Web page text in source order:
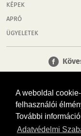
A weboldal
felhasználói
További információ
Adatvédelmi
KÉPEK
APRÓ
ÜGYELETEK
Tudj meg többet
menü, cégek…. és